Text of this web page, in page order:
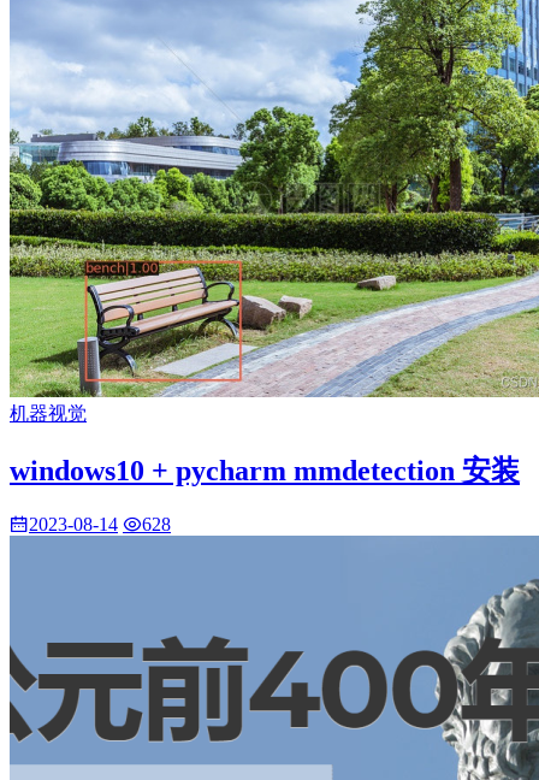
机器视觉
windows10 + pycharm mmdetection 安装
2023-08-14 628